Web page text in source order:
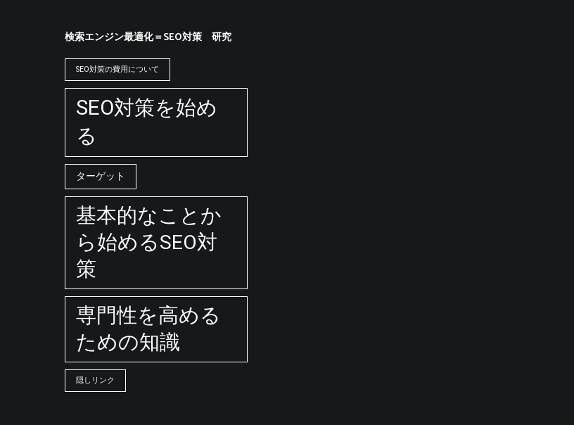
検索エンジン最適化＝SEO対策 研究
SEO対策の費用について
SEO対策を始め
る
ターゲット
基本的なことか
ら始めるSEO対
策
専門性を高める
ための知識
隠しリンク